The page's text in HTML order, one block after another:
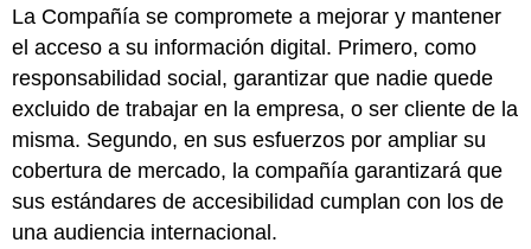
y
Estándares
DESARROLLO
DE
SITIOS
WEB
CONTENIDO
SITIO
WEB
La Compañía se compromete a mejorar y mantener
el acceso a su información digital. Primero, como
responsabilidad social, garantizar que nadie quede
excluido de trabajar en la empresa, o ser cliente de la
misma. Segundo, en sus esfuerzos por ampliar su
cobertura de mercado, la compañía garantizará que
sus estándares de accesibilidad cumplan con los de
una audiencia internacional.